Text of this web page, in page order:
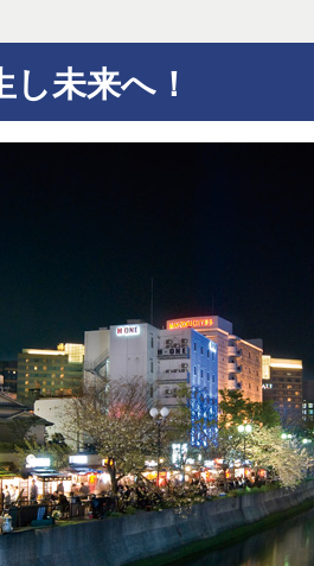
未来へ！